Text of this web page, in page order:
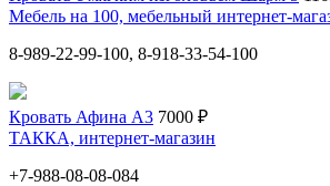
Мебель на 100, мебельный интернет-
8-989-22-99-100, 8-918-33-54-100
Кровать Афина А3 7000 ₽
ТАККА, интернет-магазин
+7-988-08-08-084